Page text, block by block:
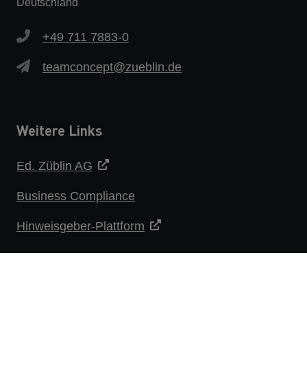
Deutschland
+49 711 7883-0
teamconcept@zueblin.de
Weitere Links
Ed. Züblin AG
Business Compliance
Hinweisgeber-Plattform